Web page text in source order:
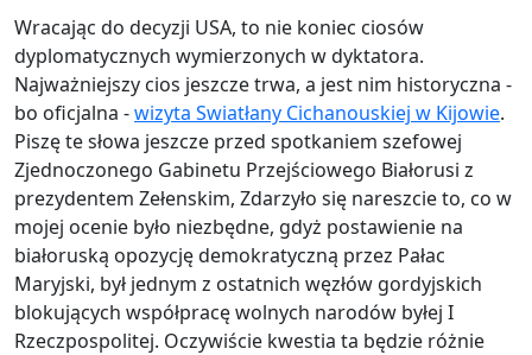
Wracając do decyzji USA, to nie koniec ciosów
dyplomatycznych wymierzonych w dyktatora.
Najważniejszy cios jeszcze trwa, a jest nim historyczna -
bo oficjalna -wizyta Swiatłany Cichanouskiej w Kijowie.
Piszę te słowa jeszcze przed spotkaniem szefowej
Zjednoczonego Gabinetu Przejściowego Białorusi z
prezydentem Zełenskim, Zdarzyło się nareszcie to, co w
mojej ocenie było niezbędne, gdyż postawienie na
białoruską opozycję demokratyczną przez Pałac
Maryjski, był jednym z ostatnich węzłów gordyjskich
blokujących współpracę wolnych narodów byłej I
Rzeczpospolitej. Oczywiście kwestia ta będzie różnie